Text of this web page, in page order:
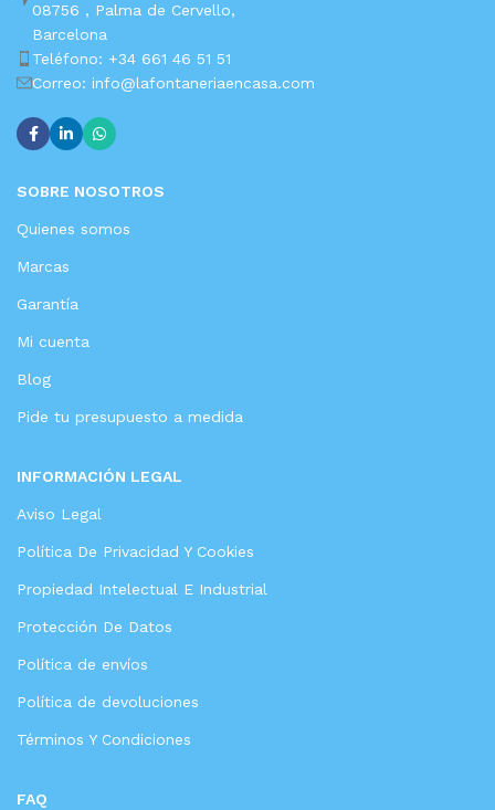
08756 , Palma de Cervello,
Barcelona
Teléfono: +34 661 46 51 51
Correo: info@lafontaneriaencasa.com
SOBRE NOSOTROS
Quienes somos
Marcas
Garantía
Mi cuenta
Blog
Pide tu presupuesto a medida
INFORMACIÓN LEGAL
Aviso Legal
Política De Privacidad Y Cookies
Propiedad Intelectual E Industrial
Protección De Datos
Política de envíos
Política de devoluciones
Términos Y Condiciones
FAQ